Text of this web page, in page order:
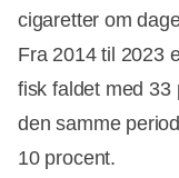
cigaretter om
Fra 2014 til 2023
fisk faldet med 33
den samme
10 procent.